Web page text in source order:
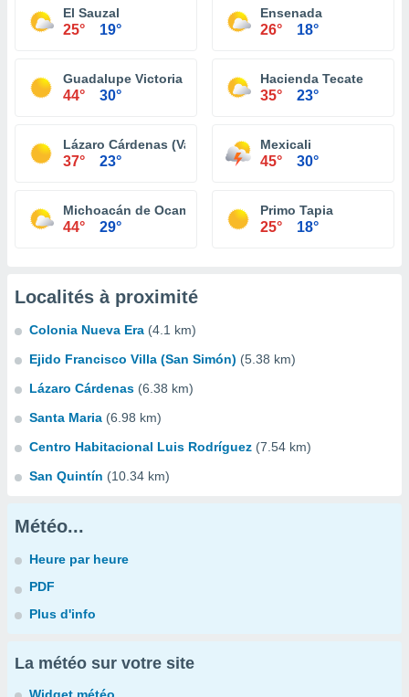
El Sauzal
25° 19°
Ensenada
26° 18°
Guadalupe Victoria (Km. 43)
44° 30°
Hacienda Tecate
35° 23°
Lázaro Cárdenas (Valle de la Trinidad)
37° 23°
Mexicali
45° 30°
Michoacán de Ocampo
44° 29°
Primo Tapia
25° 18°
Localités à proximité
Colonia Nueva Era (4.1 km)
Ejido Francisco Villa (San Simón) (5.38 km)
Lázaro Cárdenas (6.38 km)
Santa Maria (6.98 km)
Centro Habitacional Luis Rodríguez (7.54 km)
San Quintín (10.34 km)
Météo...
Heure par heure
PDF
Plus d'info
La météo sur votre site